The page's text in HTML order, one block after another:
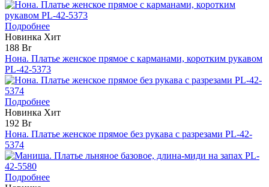
Подробнее
Новинка Хит
188 Br
Нона. Платье женское прямое с карманами, коротким рукавом
PL-42-5373
Подробнее
Новинка Хит
192 Br
Нона. Платье женское прямое без рукава с разрезами PL-42-
5374
Подробнее